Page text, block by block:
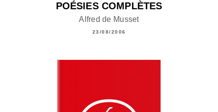
POÉSIES COMPLÈTES
Alfred de Musset
23/08/2006